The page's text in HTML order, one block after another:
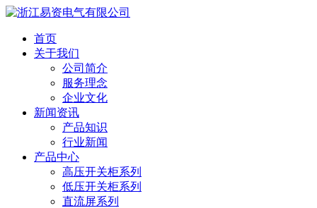
首页
关于我们
公司简介
服务理念
企业文化
新闻资讯
产品知识
行业新闻
产品中心
高压开关柜系列
低压开关柜系列
直流屏系列